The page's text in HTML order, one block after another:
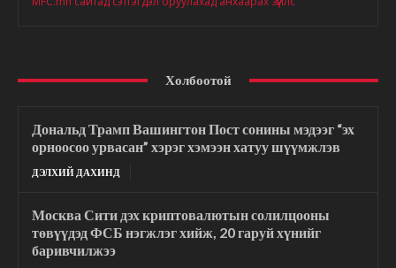
Холбоотой
Дональд Трамп Вашингтон Пост сонины мэдээг “эх
орноосоо урвасан” хэрэг хэмээн хатуу шүүмжлэв
ДЭЛХИЙ ДАХИНД
Москва Сити дэх криптовалютын солилцооны
төвүүдэд ФСБ нэгжлэг хийж, 20 гаруй хүнийг
баривчилжээ